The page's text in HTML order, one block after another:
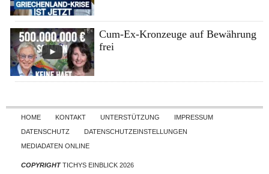
Cum-Ex-Kronzeuge auf Bewährung
frei
Skip to content
HOME KONTAKT UNTERSTÜTZUNG
IMPRESSUM
DATENSCHUTZ
DATENSCHUTZEINSTELLUNGEN
MEDIADATEN ONLINE
COPYRIGHTTICHYS EINBLICK 2026